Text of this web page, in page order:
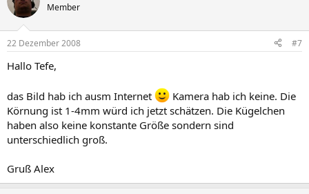
Member
22 Dezember 2008 #7
Hallo Tefe,
das Bild hab ich ausm Internet
Kamera hab ich keine. Die
Körnung ist 1-4mm würd ich jetzt schätzen. Die Kügelchen
haben also keine konstante Größe sondern sind
unterschiedlich groß.
Gruß Alex